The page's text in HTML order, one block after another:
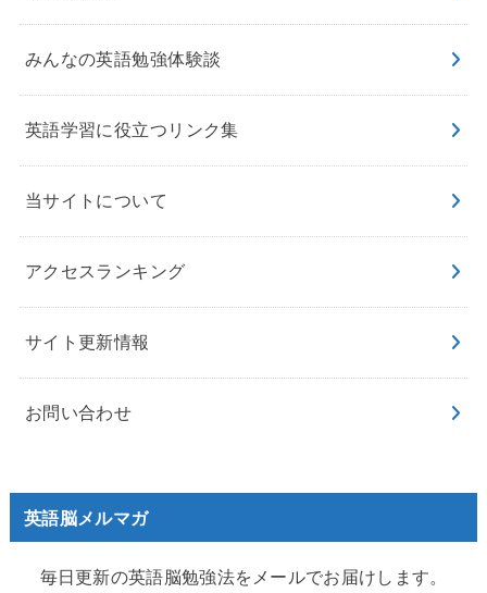
みんなの英語勉強体験談
英語学習に役立つリンク集
当サイトについて
アクセスランキング
サイト更新情報
お問い合わせ
英語脳メルマガ
毎日更新の英語脳勉強法をメールでお届けします。